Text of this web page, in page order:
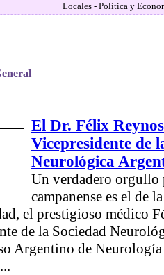
Locales - Política y
El Dr. Félix
Vicepresidente de
Neurológica
Un verdadero orgullo
campanense es el de
el prestigioso médico
de la Sociedad
Argentino de